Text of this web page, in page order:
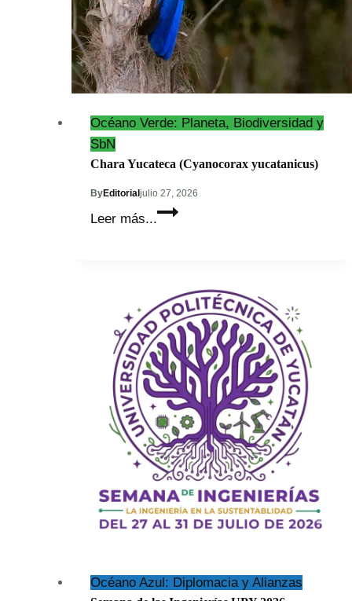
Océano Verde: Planeta, Biodiversidad y
SbN
Chara Yucateca (Cyanocorax yucatanicus)
ByEditorialjulio 27, 2026
Leer más...
Chara
Océano Azul: Diplomacia y Alianzas